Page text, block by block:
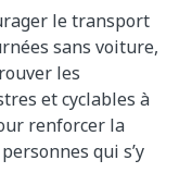
le transport
sans voiture,
les
et cyclables à
renforcer la
qui s’y